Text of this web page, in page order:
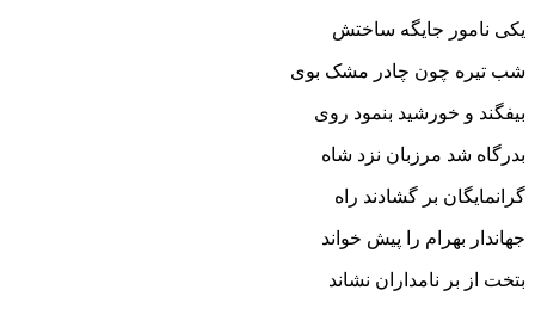
یکى نامور جایگه ساختش‏
شب تیره چون چادر مشک بوى
بیفگند و خورشید بنمود روى‏
بدرگاه شد مرزبان نزد شاه
گرانمایگان بر گشادند راه‏
جهاندار بهرام را پیش خواند
بتخت از بر نامداران نشاند